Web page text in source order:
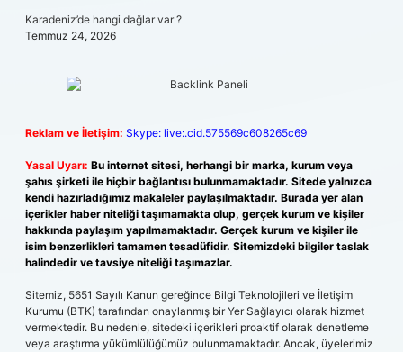
Karadeniz’de hangi dağlar var ?
Temmuz 24, 2026
Reklam ve İletişim: Skype: live:.cid.575569c608265c69
Yasal Uyarı: Bu internet sitesi, herhangi bir marka, kurum veya
şahıs şirketi ile hiçbir bağlantısı bulunmamaktadır. Sitede yalnızca
kendi hazırladığımız makaleler paylaşılmaktadır. Burada yer alan
içerikler haber niteliği taşımamakta olup, gerçek kurum ve kişiler
hakkında paylaşım yapılmamaktadır. Gerçek kurum ve kişiler ile
isim benzerlikleri tamamen tesadüfidir. Sitemizdeki bilgiler taslak
halindedir ve tavsiye niteliği taşımazlar.
Sitemiz, 5651 Sayılı Kanun gereğince Bilgi Teknolojileri ve İletişim
Kurumu (BTK) tarafından onaylanmış bir Yer Sağlayıcı olarak hizmet
vermektedir. Bu nedenle, sitedeki içerikleri proaktif olarak denetleme
veya araştırma yükümlülüğümüz bulunmamaktadır. Ancak, üyelerimiz